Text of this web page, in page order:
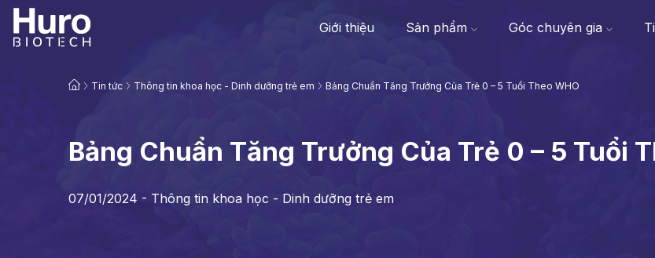
Giới thiệu Sản phẩm Góc chuyên gia
Tin tức Thông tin khoa học - Dinh dưỡng trẻ em Bảng Chuẩn Tăng Trưởng Của Trẻ 0 – 5 Tuổi Theo WHO
Bảng Chuẩn Tăng Trưởng Của Trẻ 0 – 5 Tuổi
07/01/2024 - Thông tin khoa học - Dinh dưỡng trẻ em